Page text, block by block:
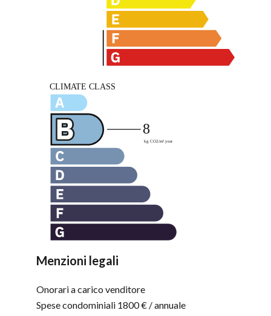
Menzioni legali
Onorari a carico venditore
Spese condominiali 1800 € / annuale